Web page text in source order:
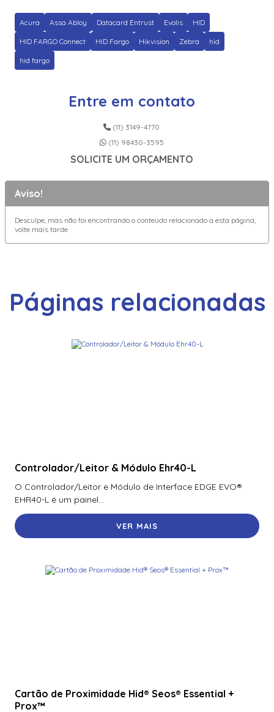
Acura Assa Abloy Datacard Entrust Evolis HID
HID FARGO Connect HID Fargo Hikvision Zebra hid
hid fargo
Entre em contato
(11) 3149-4770
(11) 98430-3595
SOLICITE UM ORÇAMENTO
Aviso!
Desculpe, mas não foi encontrando o conteúdo relacionado a esta página,
volte mais tarde
Páginas relacionadas
Controlador/Leitor & Módulo Ehr40-L
O Controlador/Leitor e Módulo de Interface EDGE EVO®
EHR40-L é um painel...
VER MAIS
Cartão de Proximidade Hid® Seos® Essential +
Prox™